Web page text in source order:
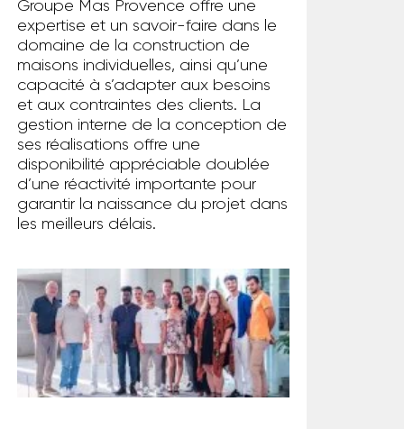
Groupe Mas Provence offre une
expertise et un savoir-faire dans le
domaine de la construction de
maisons individuelles, ainsi qu’une
capacité à s’adapter aux besoins
et aux contraintes des clients. La
gestion interne de la conception de
ses réalisations offre une
disponibilité appréciable doublée
d’une réactivité importante pour
garantir la naissance du projet dans
les meilleurs délais.